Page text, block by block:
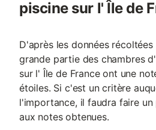
piscine sur l' Île de
D'après les données
grande partie des chambres
sur l' Île de France ont une
étoiles. Si c'est un critère
l'importance, il faudra faire
aux notes obtenues.